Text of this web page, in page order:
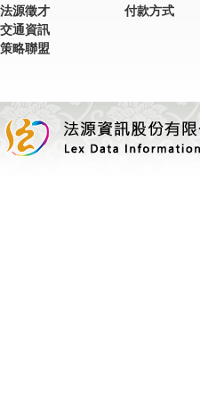
法源徵才
交通資訊
策略聯盟
付款方式